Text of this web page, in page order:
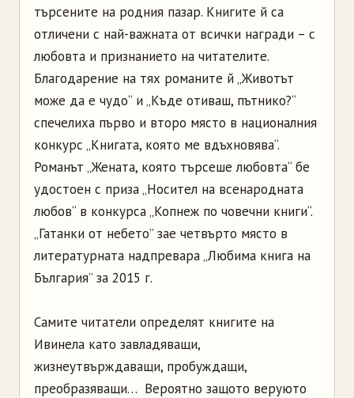
търсените на родния пазар. Книгите й са
отличени с най-важната от всички награди – с
любовта и признанието на читателите.
Благодарение на тях романите й „Животът
може да е чудо“ и „Къде отиваш, пътнико?“
спечелиха първо и второ място в националния
конкурс „Книгата, която ме вдъхновява“.
Романът „Жената, която търсеше любовта“ бе
удостоен с приза „Носител на всенародната
любов“ в конкурса „Копнеж по човечни книги“.
„Гатанки от небето” зае четвърто място в
литературната надпревара „Любима книга на
България” за 2015 г.
Самите читатели определят книгите на
Ивинела като завладяващи,
жизнеутвърждаващи, пробуждащи,
преобразяващи… Вероятно защото веруюто